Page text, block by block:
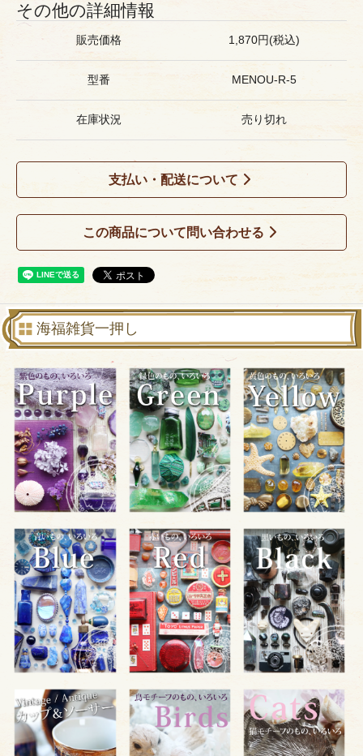
その他の詳細情報
販売価格 1,870円(税込)
型番 MENOU-R-5
在庫状況 売り切れ
支払い・配送について
この商品について問い合わせる
海福雑貨一押し